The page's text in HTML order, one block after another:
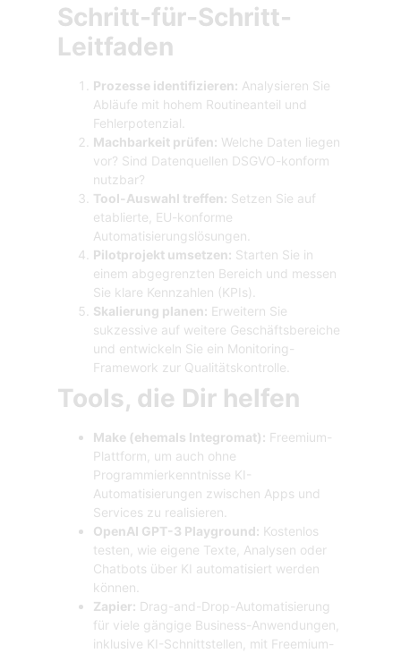
Schritt-für-Schritt-
Leitfaden
Prozesse identifizieren: Analysieren Sie
Abläufe mit hohem Routineanteil und
Fehlerpotenzial.
Machbarkeit prüfen: Welche Daten liegen
vor? Sind Datenquellen DSGVO-konform
nutzbar?
Tool-Auswahl treffen: Setzen Sie auf
etablierte, EU-konforme
Automatisierungslösungen.
Pilotprojekt umsetzen: Starten Sie in
einem abgegrenzten Bereich und messen
Sie klare Kennzahlen (KPIs).
Skalierung planen: Erweitern Sie
sukzessive auf weitere Geschäftsbereiche
und entwickeln Sie ein Monitoring-
Framework zur Qualitätskontrolle.
Tools, die Dir helfen
Make (ehemals Integromat): Freemium-
Plattform, um auch ohne
Programmierkenntnisse KI-
Automatisierungen zwischen Apps und
Services zu realisieren.
OpenAI GPT-3 Playground: Kostenlos
testen, wie eigene Texte, Analysen oder
Chatbots über KI automatisiert werden
können.
Zapier: Drag-and-Drop-Automatisierung
für viele gängige Business-Anwendungen,
inklusive KI-Schnittstellen, mit Freemium-